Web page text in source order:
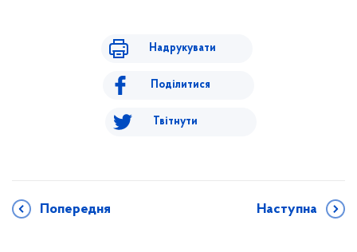
Надрукувати
Поділитися
Твітнути
Попередня Наступна